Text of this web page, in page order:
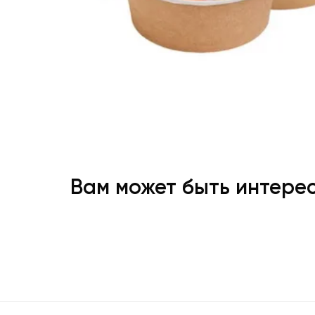
Вам может быть